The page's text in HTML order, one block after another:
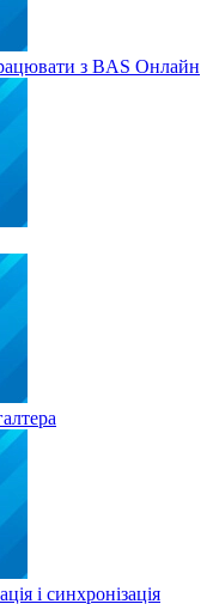
з BAS Онлайн
і синхронізація